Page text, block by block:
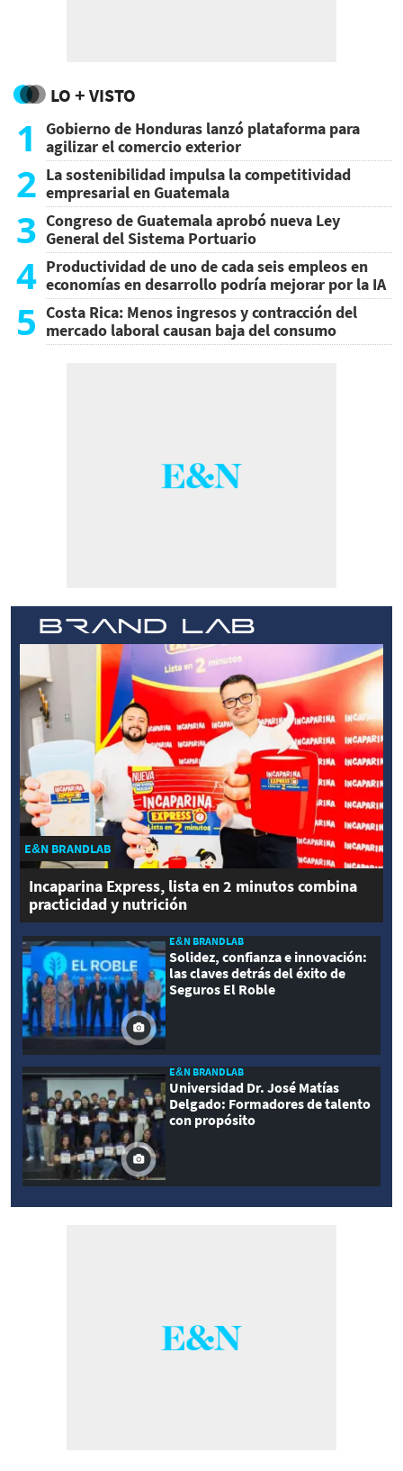
LO + VISTO
1
Gobierno de Honduras lanzó plataforma para
agilizar el comercio exterior
2 La sostenibilidad impulsa la competitividad
empresarial en Guatemala
3 Congreso de Guatemala aprobó nueva Ley
General del Sistema Portuario
4 Productividad de uno de cada seis empleos en
economías en desarrollo podría mejorar por la IA
5 Costa Rica: Menos ingresos y contracción del
mercado laboral causan baja del consumo
E&N BRANDLAB
Incaparina Express, lista en 2 minutos combina
practicidad y nutrición
E&N BRANDLAB
Solidez, confianza e innovación:
las claves detrás del éxito de
Seguros El Roble
E&N BRANDLAB
Universidad Dr. José Matías
Delgado: Formadores de talento
con propósito